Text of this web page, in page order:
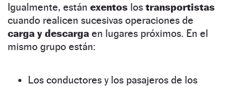
Igualmente, están exentos los transportistas
cuando realicen sucesivas operaciones de
carga y descarga en lugares próximos. En el
mismo grupo están:
Los conductores y los pasajeros de los